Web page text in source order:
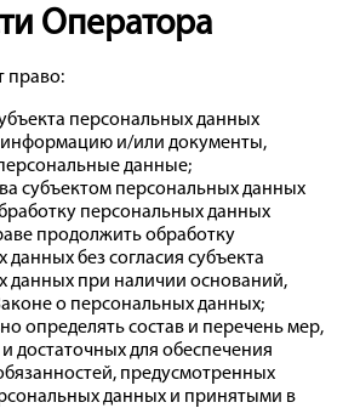
Оператора
право:
персональных данных
и/или документы,
данные;
субъектом персональных данных
персональных данных
продолжить обработку
данных без согласия субъекта
данных при наличии оснований,
о персональных данных;
определять состав и перечень мер,
достаточных для обеспечения
предусмотренных
данных и принятыми в